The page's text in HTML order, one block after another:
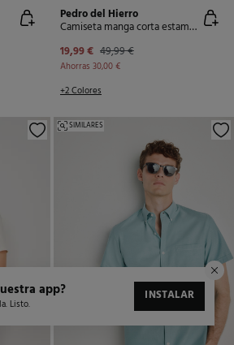
Pedro del Hierro
Camiseta manga corta estampada
19,99 € 49,99 €
Ahorras 30,00 €
+2 Colores
SIMILARES
app?
Listo.
INSTALAR